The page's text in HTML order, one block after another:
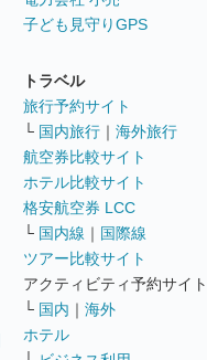
子ども見守りGPS
トラベル
旅行予約サイト
└ 国内旅行 ｜ 海外旅行
航空券比較サイト
ホテル比較サイト
格安航空券 LCC
└ 国内線 ｜ 国際線
ツアー比較サイト
アクティビティ予約サイト
└ 国内 ｜ 海外
ホテル